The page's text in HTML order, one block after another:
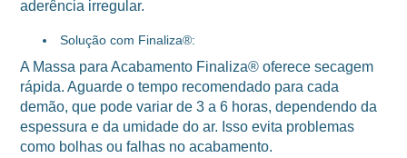
aderência irregular.
Solução com Finaliza®:
A Massa para Acabamento Finaliza® oferece secagem
rápida. Aguarde o tempo recomendado para cada
demão, que pode variar de 3 a 6 horas, dependendo da
espessura e da umidade do ar. Isso evita problemas
como bolhas ou falhas no acabamento.